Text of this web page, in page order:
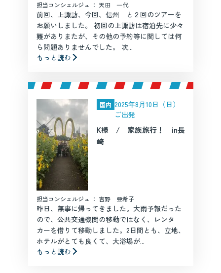
担当コンシェルジュ ： 天田 一代
前回、上諏訪、今回、信州 と２回のツアーを
お願いしました。 初回の上諏訪は宿泊先に少々
難がありまたが、その他の予約等に関しては何
ら問題ありませんでした。 次...
もっと読む
国内 2025年8月10日（日）
ご出発
K様 / 家族旅行！ in長
崎
担当コンシェルジュ ： 吉野 亜希子
昨日、無事に帰ってきました。大雨予報だった
ので、公共交通機関の移動ではなく、レンタ
カーを借りて移動しました。2日間とも、立地、
ホテルがとても良くて、大浴場が...
もっと読む